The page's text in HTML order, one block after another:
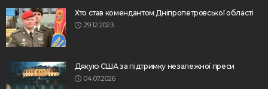
Хто став комендантом Дніпропетровської області
29.12.2023
Дякую США за підтримку незалежної преси
04.07.2026